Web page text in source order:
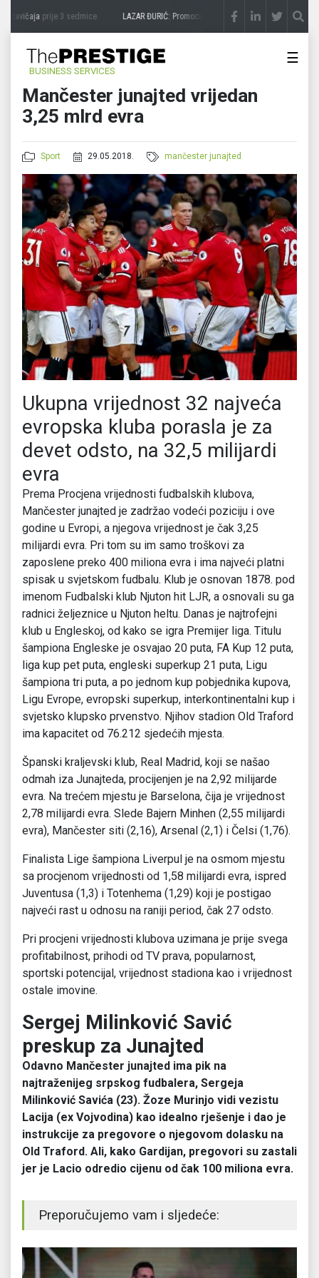
zavičajaprije 3 sedmice LAZAR ĐURIĆ: Promocija potencijal pretvara u destinaciju
BUSINESS SERVICES
☰
Mančester junajted vrijedan
3,25 mlrd evra
Sport 29.05.2018. mančester junajted
Ukupna vrijednost 32 najveća
evropska kluba porasla je za
devet odsto, na 32,5 milijardi
evra
Prema Procjena vrijednosti fudbalskih klubova,
Mančester junajted je zadržao vodeći poziciju i ove
godine u Evropi, a njegova vrijednost je čak 3,25
milijardi evra. Pri tom su im samo troškovi za
zaposlene preko 400 miliona evra i ima najveći platni
spisak u svjetskom fudbalu. Klub je osnovan 1878. pod
imenom Fudbalski klub Njuton hit LJR, a osnovali su ga
radnici željeznice u Njuton heltu. Danas je najtrofejni
klub u Engleskoj, od kako se igra Premijer liga. Titulu
šampiona Engleske je osvajao 20 puta, FA Kup 12 puta,
liga kup pet puta, engleski superkup 21 puta, Ligu
šampiona tri puta, a po jednom kup pobjednika kupova,
Ligu Evrope, evropski superkup, interkontinentalni kup i
svjetsko klupsko prvenstvo. Njihov stadion Old Traford
ima kapacitet od 76.212 sjedećih mjesta.
Španski kraljevski klub, Real Madrid, koji se našao
odmah iza Junajteda, procijenjen je na 2,92 milijarde
evra. Na trećem mjestu je Barselona, čija je vrijednost
2,78 milijardi evra. Slede Bajern Minhen (2,55 milijardi
evra), Mančester siti (2,16), Arsenal (2,1) i Čelsi (1,76).
Finalista Lige šampiona Liverpul je na osmom mjestu
sa procjenom vrijednosti od 1,58 milijardi evra, ispred
Juventusa (1,3) i Totenhema (1,29) koji je postigao
najveći rast u odnosu na raniji period, čak 27 odsto.
Pri procjeni vrijednosti klubova uzimana je prije svega
profitabilnost, prihodi od TV prava, popularnost,
sportski potencijal, vrijednost stadiona kao i vrijednost
ostale imovine.
Sergej Milinković Savić
preskup za Junajted
Odavno Mančester junajted ima pik na
najtraženijeg srpskog fudbalera, Sergeja
Milinković Savića (23). Žoze Murinjo vidi vezistu
Lacija (ex Vojvodina) kao idealno rješenje i dao je
instrukcije za pregovore o njegovom dolasku na
Old Traford. Ali, kako Gardijan, pregovori su zastali
jer je Lacio odredio cijenu od čak 100 miliona evra.
Preporučujemo vam i sljedeće: